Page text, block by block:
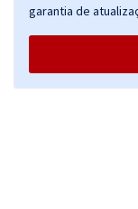
garantia de